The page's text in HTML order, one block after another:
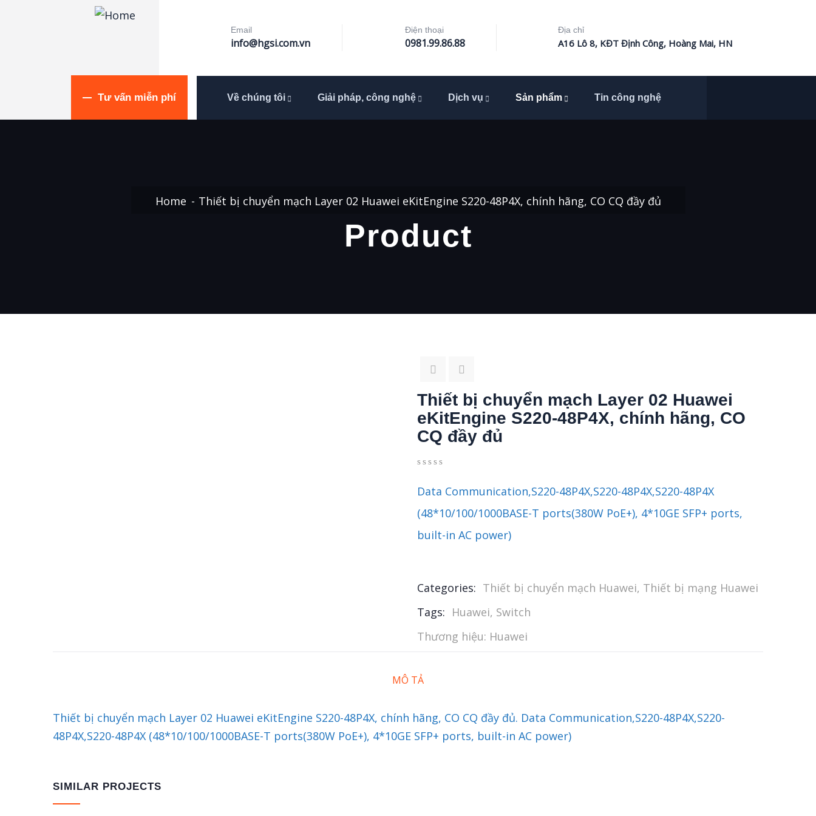
Email
info@hgsi.com.vn
Điện thoại
0981.99.86.88
Địa chỉ
A16 Lô 8, KĐT Định Công, Hoàng Mai, HN
Tư vấn miễn phí Về chúng tôi Giải pháp, công nghệ Dịch vụ Sản phẩm Tin công nghệ
Home Thiết bị chuyển mạch Layer 02 Huawei eKitEngine S220-48P4X, chính hãng, CO CQ đầy đủ
Product
Thiết bị chuyển mạch Layer 02 Huawei
eKitEngine S220-48P4X, chính hãng, CO
CQ đầy đủ
out
of
based
on
customer
ratings
Data Communication,S220-48P4X,S220-48P4X,S220-48P4X
(48*10/100/1000BASE-T ports(380W PoE+), 4*10GE SFP+ ports,
built-in AC power)
Categories: Thiết bị chuyển mạch Huawei, Thiết bị mạng Huawei
Tags: Huawei, Switch
Thương hiệu: Huawei
MÔ TẢ
Thiết bị chuyển mạch Layer 02 Huawei eKitEngine S220-48P4X, chính hãng, CO CQ đầy đủ. Data Communication,S220-48P4X,S220-
48P4X,S220-48P4X (48*10/100/1000BASE-T ports(380W PoE+), 4*10GE SFP+ ports, built-in AC power)
SIMILAR PROJECTS